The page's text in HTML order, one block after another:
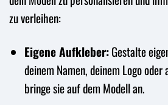
zu verleihen:
Eigene Aufkleber:Gestalte
deinem Namen, deinem Logo
bringe sie auf dem Modell an.